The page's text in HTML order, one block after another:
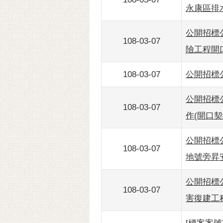
永康區排
108-03-07
公開招標
險工程開
108-03-07 公開招標
108-03-07
公開招標
作(開口
108-03-07
公開招標
地號旁昇
108-03-07
公開招標
害復建工